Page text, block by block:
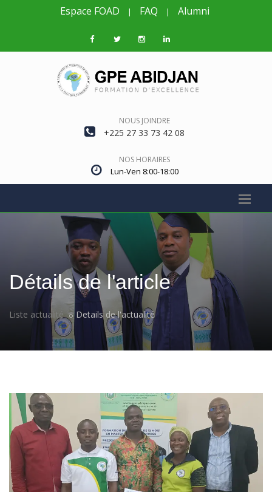
Espace FOAD | FAQ | Alumni
NOUS JOINDRE
+225 27 33 73 42 08
NOS HORAIRES
Lun-Ven 8:00-18:00
Détails de l'article
Liste actualité Details de l'actualité